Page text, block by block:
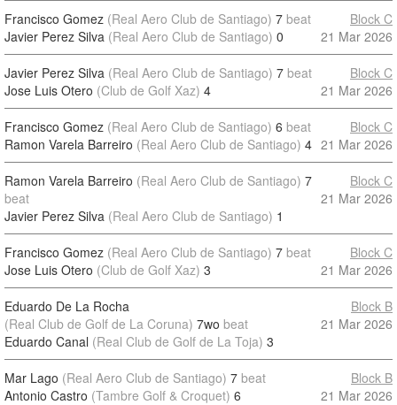
Francisco Gomez (Real Aero Club de Santiago) 7 beat
Javier Perez Silva (Real Aero Club de Santiago) 0
Block C
21 Mar 2026
Javier Perez Silva (Real Aero Club de Santiago) 7 beat
Jose Luis Otero (Club de Golf Xaz) 4
Block C
21 Mar 2026
Francisco Gomez (Real Aero Club de Santiago) 6 beat
Ramon Varela Barreiro (Real Aero Club de Santiago) 4
Block C
21 Mar 2026
Ramon Varela Barreiro (Real Aero Club de Santiago) 7
beat
Javier Perez Silva (Real Aero Club de Santiago) 1
Block C
21 Mar 2026
Francisco Gomez (Real Aero Club de Santiago) 7 beat
Jose Luis Otero (Club de Golf Xaz) 3
Block C
21 Mar 2026
Eduardo De La Rocha
(Real Club de Golf de La Coruna) 7wo beat
Eduardo Canal (Real Club de Golf de La Toja) 3
Block B
21 Mar 2026
Mar Lago (Real Aero Club de Santiago) 7 beat
Antonio Castro (Tambre Golf & Croquet) 6
Block B
21 Mar 2026